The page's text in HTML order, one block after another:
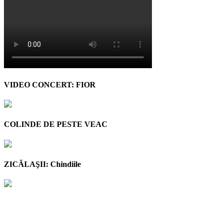
VIDEO CONCERT: FIOR
COLINDE DE PESTE VEAC
ZICĂLAŞII: Chindiile